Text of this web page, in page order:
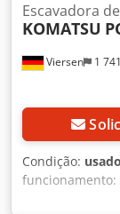
Viersen 1
Escavadora
KOMATSU
Condição: usado
funcionamento:
de fabrico: